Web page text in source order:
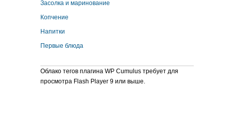
Засолка и маринование
Копчение
Напитки
Первые блюда
Облако тегов плагина WP Cumulus требует для
просмотра Flash Player 9 или выше.